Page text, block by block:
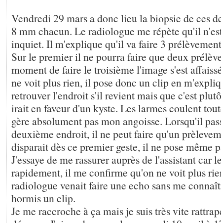
Vendredi 29 mars a donc lieu la biopsie de ces
8 mm chacun. Le radiologue me répète qu'il
inquiet. Il m'explique qu'il va faire 3
Sur le premier il ne pourra faire que deux
moment de faire le troisième l'image s'est
ne voit plus rien, il pose donc un clip en
retrouver l'endroit s'il revient mais que c'est
irait en faveur d'un kyste. Les larmes coulent
gère absolument pas mon angoisse. Lorsqu'il
deuxième endroit, il ne peut faire qu'un
disparait dès ce premier geste, il ne pose même
J'essaye de me rassurer auprès de l'assistant car
rapidement, il me confirme qu'on ne voit plus
radiologue venait faire une echo sans me
hormis un clip.
Je me raccroche à ça mais je suis très vite